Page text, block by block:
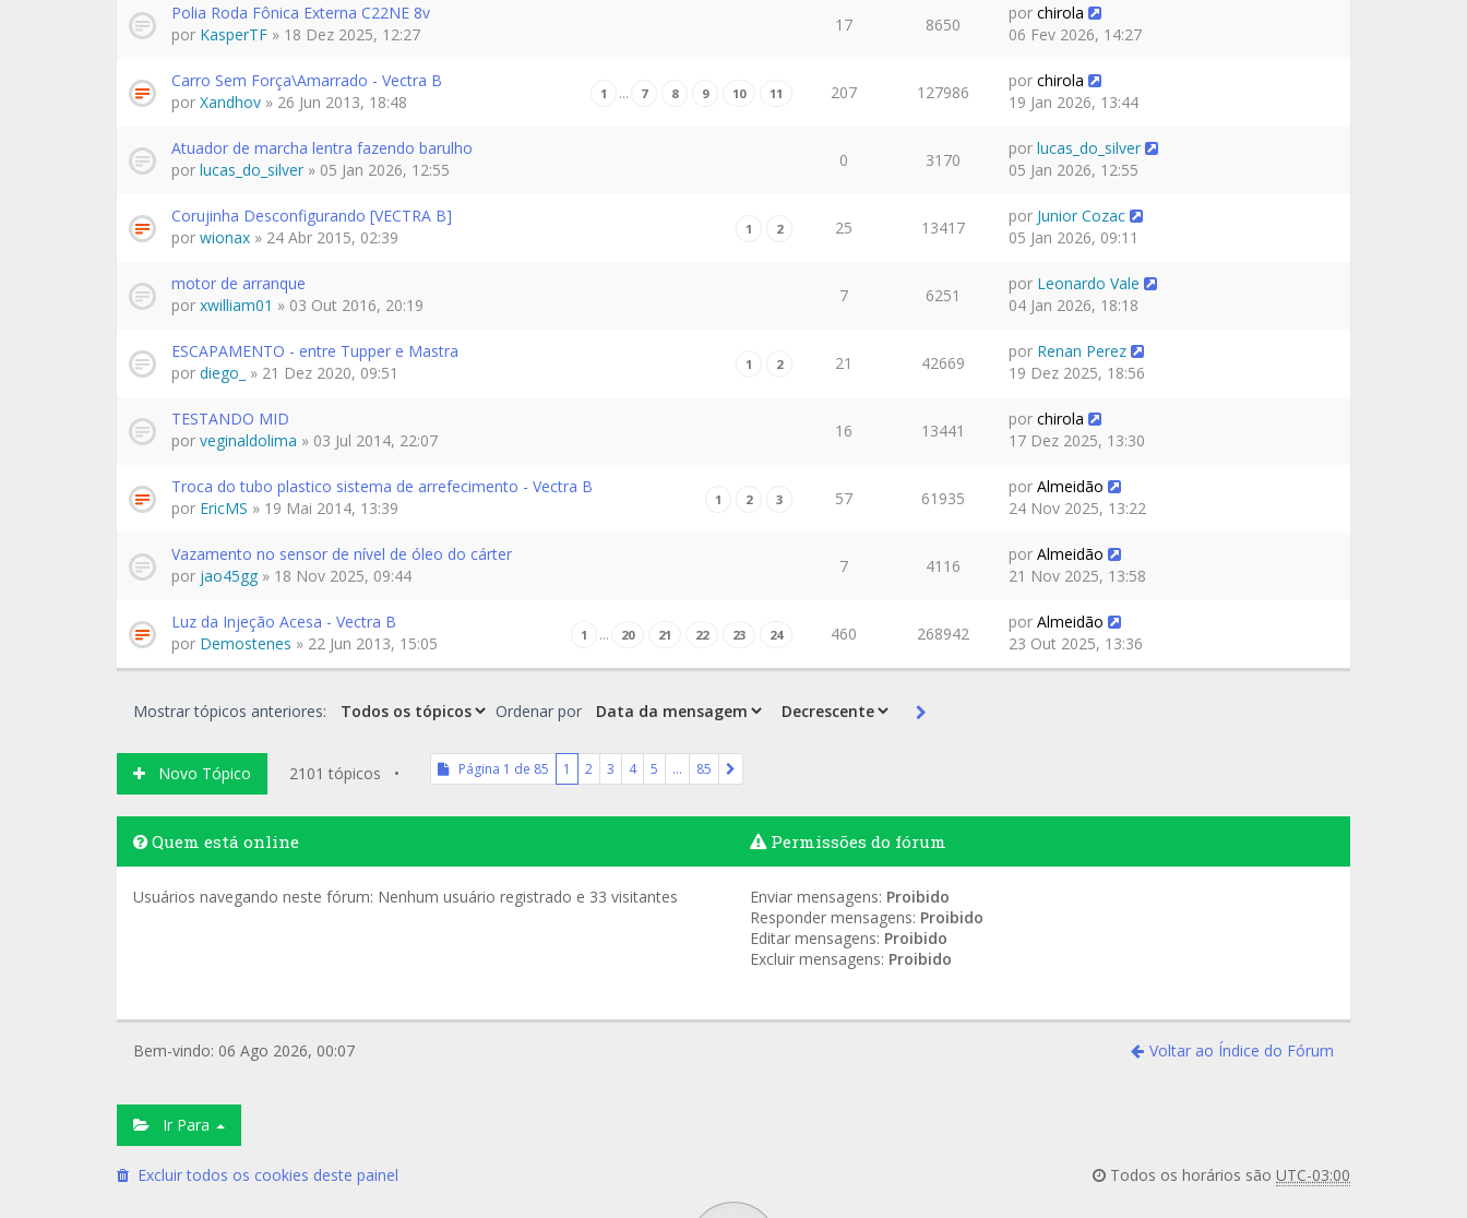
Polia Roda Fônica Externa C22NE 8v
por KasperTF » 18 Dez 2025, 12:27 17 8650
por chirola
06 Fev 2026, 14:27
Carro Sem Força\Amarrado - Vectra B
1 … 7 8 9 10 11
por Xandhov » 26 Jun 2013, 18:48 207 127986
por chirola
19 Jan 2026, 13:44
Atuador de marcha lentra fazendo barulho
por lucas_do_silver » 05 Jan 2026, 12:55 0 3170
por lucas_do_silver
05 Jan 2026, 12:55
Corujinha Desconfigurando [VECTRA B]
1 2
por wionax » 24 Abr 2015, 02:39 25 13417
por Junior Cozac
05 Jan 2026, 09:11
motor de arranque
por xwilliam01 » 03 Out 2016, 20:19 7 6251
por Leonardo Vale
04 Jan 2026, 18:18
ESCAPAMENTO - entre Tupper e Mastra
1 2
por diego_ » 21 Dez 2020, 09:51 21 42669
por Renan Perez
19 Dez 2025, 18:56
TESTANDO MID
por veginaldolima » 03 Jul 2014, 22:07 16 13441
por chirola
17 Dez 2025, 13:30
Troca do tubo plastico sistema de arrefecimento - Vectra B
1 2 3
por EricMS » 19 Mai 2014, 13:39 57 61935
por Almeidão
24 Nov 2025, 13:22
Vazamento no sensor de nível de óleo do cárter
por jao45gg » 18 Nov 2025, 09:44 7 4116
por Almeidão
21 Nov 2025, 13:58
Luz da Injeção Acesa - Vectra B
1 … 20 21 22 23 24
por Demostenes » 22 Jun 2013, 15:05 460 268942
por Almeidão
23 Out 2025, 13:36
Mostrar tópicos anteriores: Ordenar por
Novo Tópico 2101 tópicos • Página 1 de 85 1 2 3 4 5 … 85
Quem está online
Usuários navegando neste fórum: Nenhum usuário registrado e 33 visitantes
Permissões do fórum
Enviar mensagens: Proibido
Responder mensagens: Proibido
Editar mensagens: Proibido
Excluir mensagens: Proibido
Bem-vindo: 06 Ago 2026, 00:07 Voltar ao Índice do Fórum
Ir Para
Excluir todos os cookies deste painel Todos os horários são UTC-03:00